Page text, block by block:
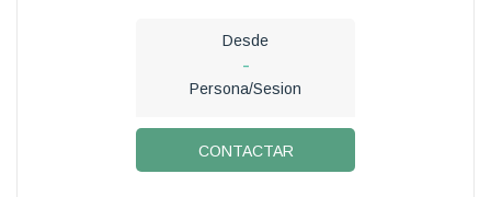
Desde
-
Persona/Sesion
CONTACTAR